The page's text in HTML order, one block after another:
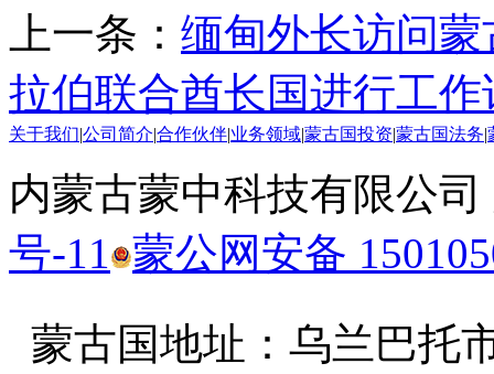
上一条： 缅甸外长访问蒙
拉伯联合酋长国进行工作
关于我们 公司简介 合作伙伴 业务领域 蒙古国投资 蒙古国法务
内蒙古蒙中科技有限公
号-11 蒙公网安备
蒙古国地址： 乌兰巴托